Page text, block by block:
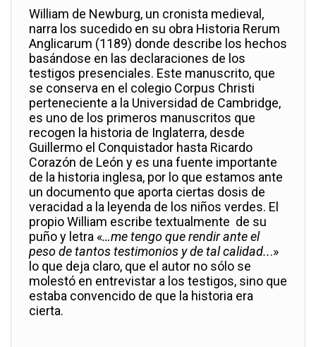
William de Newburg, un cronista medieval,
narra los sucedido en su obra Historia Rerum
Anglicarum (1189) donde describe los hechos
basándose en las declaraciones de los
testigos presenciales. Este manuscrito, que
se conserva en el colegio Corpus Christi
perteneciente a la Universidad de Cambridge,
es uno de los primeros manuscritos que
recogen la historia de Inglaterra, desde
Guillermo el Conquistador hasta Ricardo
Corazón de León y es una fuente importante
de la historia inglesa, por lo que estamos ante
un documento que aporta ciertas dosis de
veracidad a la leyenda de los niños verdes. El
propio William escribe textualmente de su
puño y letra «…me tengo que rendir ante el
peso de tantos testimonios y de tal calidad...»
lo que deja claro, que el autor no sólo se
molestó en entrevistar a los testigos, sino que
estaba convencido de que la historia era
cierta.